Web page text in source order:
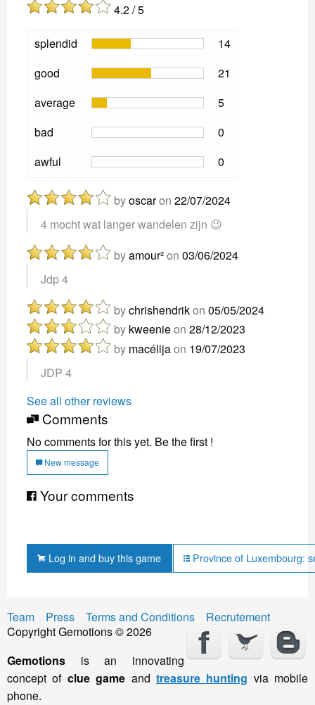
4.2 / 5
splendid
14
good
21
average
5
bad
0
awful
0
byoscaron 22/07/2024
4 mocht wat langer wandelen zijn 😉
byamour²on 03/06/2024
Jdp 4
bychrishendrikon 05/05/2024
by kweenieon 28/12/2023
by macélijaon 19/07/2023
JDP 4
See all other reviews
Comments
No comments for this yet. Be the first !
New message
Your comments
Log in and buy this game Province of Luxembourg:
Team Press Terms and Conditions
Recrutement
Copyright Gemotions © 2026
Gemotions is an innovating
concept of clue game and treasure hunting via mobile
phone.